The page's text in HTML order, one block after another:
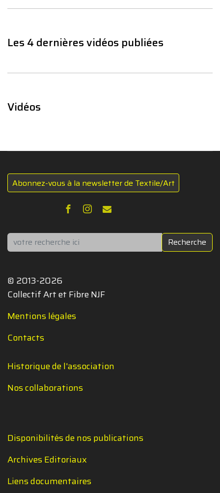
Les 4 dernières vidéos publiées
Vidéos
Abonnez-vous à la newsletter de Textile/Art
Rechercher Recherche
© 2013-2026
Collectif Art et Fibre NJF
Mentions légales
Contacts
Historique de l'association
Nos collaborations
Disponibilités de nos publications
Archives Editoriaux
Liens documentaires